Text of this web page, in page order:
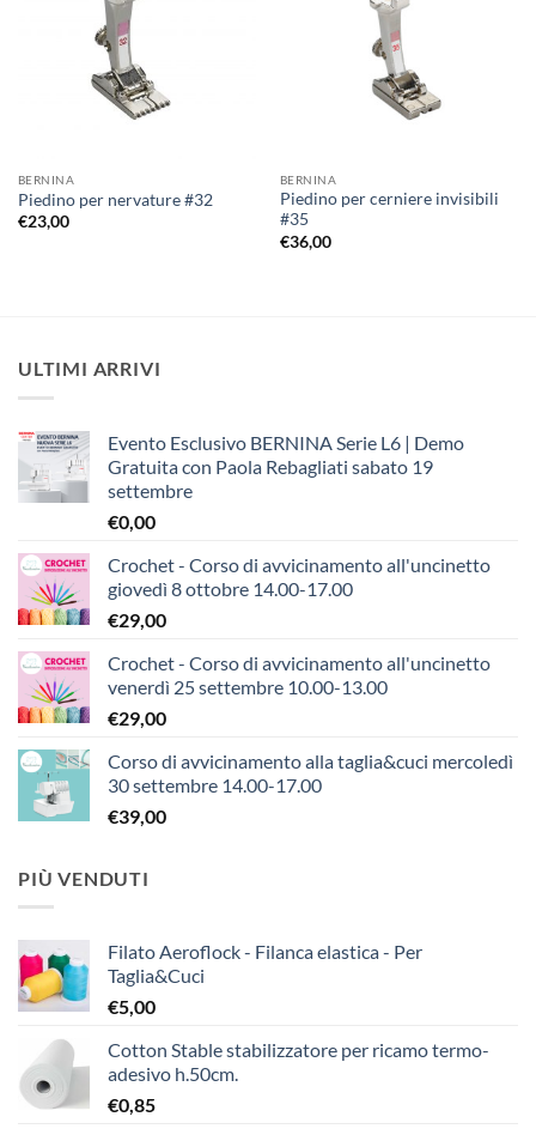
BERNINA
Piedino per nervature #32
€23,00
BERNINA
Piedino per cerniere invisibili
#35
€36,00
ULTIMI ARRIVI
Evento Esclusivo BERNINA Serie L6 | Demo
Gratuita con Paola Rebagliati sabato 19
settembre
€0,00
Crochet - Corso di avvicinamento all'uncinetto
giovedì 8 ottobre 14.00-17.00
€29,00
Crochet - Corso di avvicinamento all'uncinetto
venerdì 25 settembre 10.00-13.00
€29,00
Corso di avvicinamento alla taglia&cuci mercoledì
30 settembre 14.00-17.00
€39,00
PIÙ VENDUTI
Filato Aeroflock - Filanca elastica - Per
Taglia&Cuci
€5,00
Cotton Stable stabilizzatore per ricamo termo-
adesivo h.50cm.
€0,85